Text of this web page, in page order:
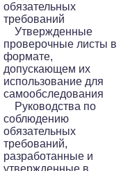
обязательных
требований
Утвержденные
проверочные листы в
формате,
допускающем их
использование для
самообследования
Руководства по
соблюдению
обязательных
требований,
разработанные и
утвержденные в